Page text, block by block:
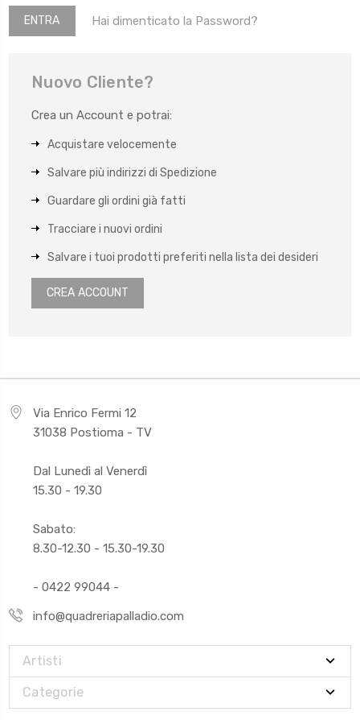
Hai dimenticato la Password?
Nuovo Cliente?
Crea un Account e potrai:
Acquistare velocemente
Salvare più indirizzi di Spedizione
Guardare gli ordini già fatti
Tracciare i nuovi ordini
Salvare i tuoi prodotti preferiti nella lista dei desideri
CREA ACCOUNT
Via Enrico Fermi 12
31038 Postioma - TV
Dal Lunedì al Venerdì
15.30 - 19.30
Sabato:
8.30-12.30 - 15.30-19.30
- 0422 99044 -
info@quadreriapalladio.com
Artisti
Categorie